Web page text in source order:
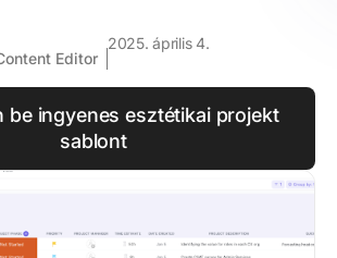
Editor
2025. április 4.
be ingyenes esztétikai projekt
sablont